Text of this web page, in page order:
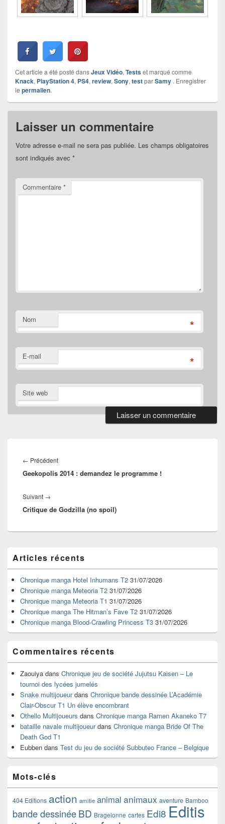
Cet article a été posté dansJeux Vidéo,Testset marqué comme
Knack, PlayStation 4, PS4,review,Sony,testparSamy . Enregistrer
le permalien.
Laisser un commentaire
Votre adresse e-mail ne sera pas publiée. Les champs obligatoires
sont indiqués avec *
Commentaire *
Nom *
E-mail *
Site web
de
l’article
← PrécédentArticle
précédent :
Geekopolis 2014 : demandez le programme !
Suivant →
suivant :
Critique de Godzilla (no spoil)
principale
de
widget
pour
barre
latérale
Articles récents
Chronique manga Hotel Inhumans T2 31/07/2026
Chronique manga Meteoria T2 31/07/2026
Chronique manga Meteoria T1 31/07/2026
Chronique manga The Hitman’s Fave T2 31/07/2026
Chronique manga Blood-Crawling Princess T3 31/07/2026
Commentaires récents
Zaouiya dans Chronique jeu de société Jujutsu Kaisen – Le
tournoi des lycées jumelés
Snake multijoueurdans Chronique bande dessinée L’Académie
Clair-Obscur T1 Un élève encombrant
Othello Multijoueurs dans Chronique manga Ramen Akaneko T7
bataille navale multijoueurdans Chronique manga Bride Of The
Death God T1
Eubben dans Test du jeu de société Subbuteo France – Belgique
Mots-clés
404 Editions action amitie animal animaux aventure Bamboo
bande dessinéeBD Bragelonne cartes Edi8 Editis